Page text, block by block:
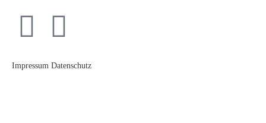
Impressum Datenschutz